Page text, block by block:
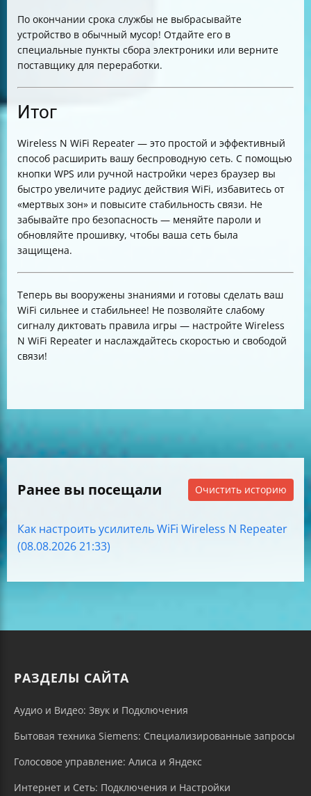
По окончании срока службы не выбрасывайте
устройство в обычный мусор! Отдайте его в
специальные пункты сбора электроники или верните
поставщику для переработки.
Итог
Wireless N WiFi Repeater — это простой и эффективный
способ расширить вашу беспроводную сеть. С помощью
кнопки WPS или ручной настройки через браузер вы
быстро увеличите радиус действия WiFi, избавитесь от
«мертвых зон» и повысите стабильность связи. Не
забывайте про безопасность — меняйте пароли и
обновляйте прошивку, чтобы ваша сеть была
защищена.
Теперь вы вооружены знаниями и готовы сделать ваш
WiFi сильнее и стабильнее! Не позволяйте слабому
сигналу диктовать правила игры — настройте Wireless
N WiFi Repeater и наслаждайтесь скоростью и свободой
связи!
Ранее вы посещали Очистить историю
Как настроить усилитель WiFi Wireless N Repeater
(08.08.2026 21:33)
РАЗДЕЛЫ САЙТА
Аудио и Видео: Звук и Подключения
Бытовая техника Siemens: Специализированные запросы
Голосовое управление: Алиса и Яндекс
Интернет и Сеть: Подключения и Настройки